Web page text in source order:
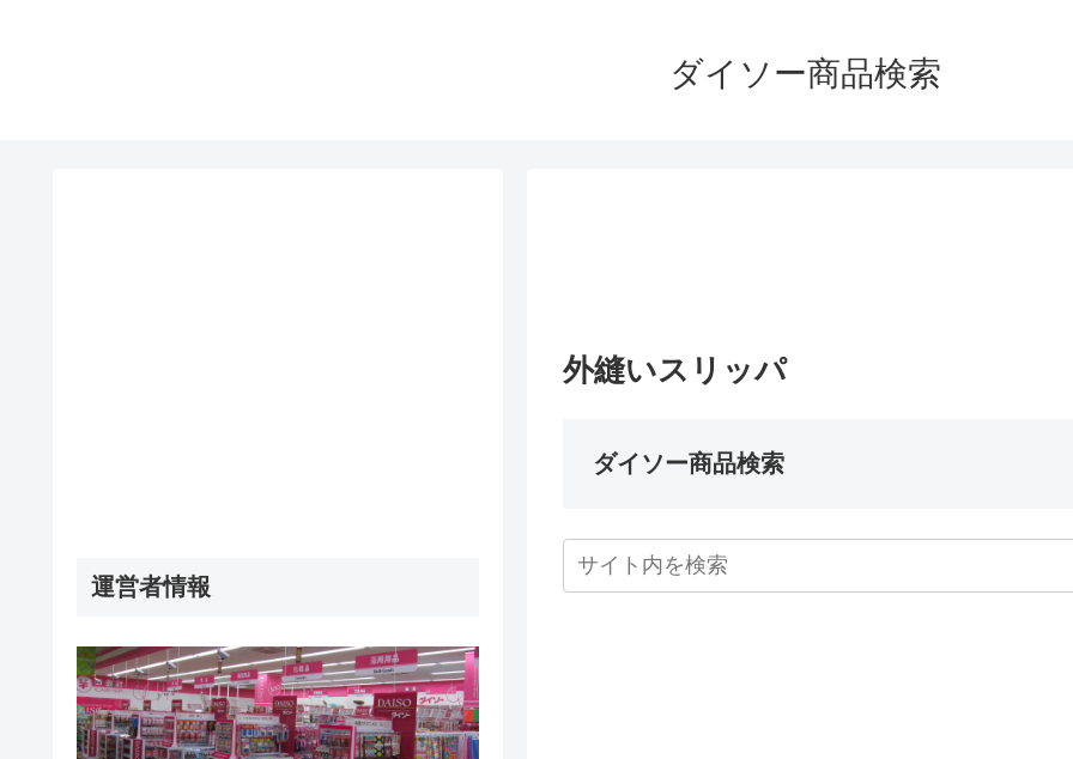
ダイソー商品検索
外縫いスリッパ
ダイソー商品検索
運営者情報